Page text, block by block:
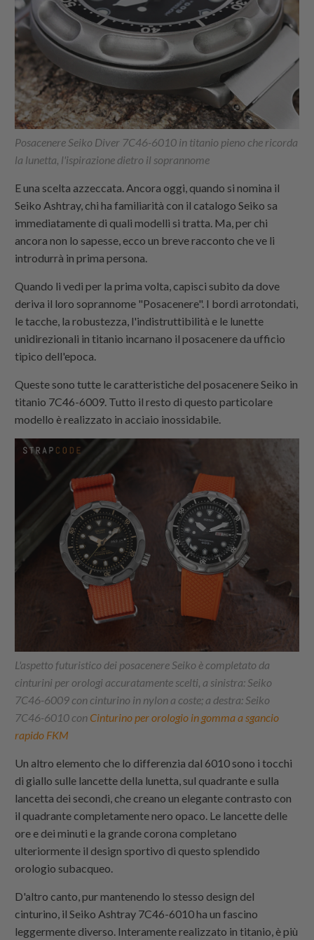
Posacenere Seiko Diver 7C46-6010 in titanio pieno che ricorda
la lunetta, l'ispirazione dietro il soprannome
E una scelta azzeccata. Ancora oggi, quando si nomina il
Seiko Ashtray, chi ha familiarità con il catalogo Seiko sa
immediatamente di quali modelli si tratta. Ma, per chi
ancora non lo sapesse, ecco un breve racconto che ve li
introdurrà in prima persona.
Quando li vedi per la prima volta, capisci subito da dove
deriva il loro soprannome "Posacenere". I bordi arrotondati,
le tacche, la robustezza, l'indistruttibilità e le lunette
unidirezionali in titanio incarnano il posacenere da ufficio
tipico dell'epoca.
Queste sono tutte le caratteristiche del posacenere Seiko in
titanio 7C46-6009. Tutto il resto di questo particolare
modello è realizzato in acciaio inossidabile.
L'aspetto futuristico dei posacenere Seiko è completato da
cinturini per orologi accuratamente scelti, a sinistra: Seiko
7C46-6009 con cinturino in nylon a coste; a destra: Seiko
7C46-6010 con Cinturino per orologio in gomma a sgancio
rapido FKM
Un altro elemento che lo differenzia dal 6010 sono i tocchi
di giallo sulle lancette della lunetta, sul quadrante e sulla
lancetta dei secondi, che creano un elegante contrasto con
il quadrante completamente nero opaco. Le lancette delle
ore e dei minuti e la grande corona completano
ulteriormente il design sportivo di questo splendido
orologio subacqueo.
D'altro canto, pur mantenendo lo stesso design del
cinturino, il Seiko Ashtray 7C46-6010 ha un fascino
leggermente diverso. Interamente realizzato in titanio, è più